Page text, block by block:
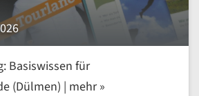
Basiswissen für
Existenzgründende (Dülmen) | mehr »